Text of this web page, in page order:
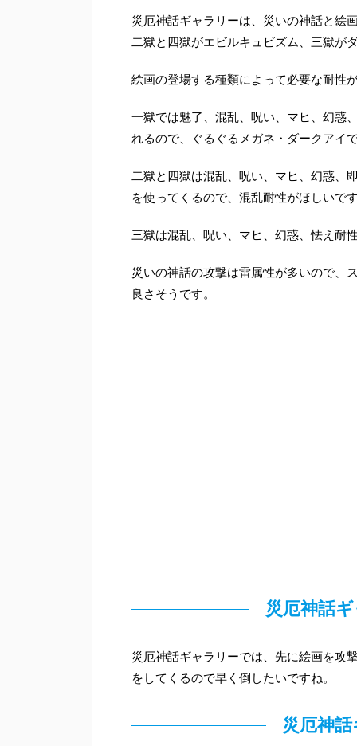
災厄神話ギャラリーは、災いの神話と絵
二獄と四獄がエビルキュビズム、三獄が
絵画の登場する種類によって必要な耐性
一獄では魅了、混乱、呪い、マヒ、幻惑
れるので、ぐるぐるメガネ・ダークアイ
二獄と四獄は混乱、呪い、マヒ、幻惑、
を使ってくるので、混乱耐性がほしいで
三獄は混乱、呪い、マヒ、幻惑、怯え耐
災いの神話の攻撃は雷属性が多いので、
良さそうです。
災厄神話
災厄神話ギャラリーでは、先に絵画を攻
をしてくるので早く倒したいですね。
災厄神